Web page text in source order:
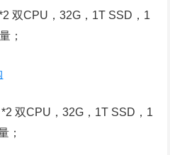
双CPU，32G，1T SSD，1
；
双CPU，32G，1T SSD，1
；